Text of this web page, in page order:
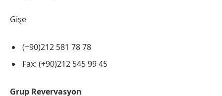
Gişe
(+90)212 581 78 78
Fax: (+90)212 545 99 45
Grup Revervasyon